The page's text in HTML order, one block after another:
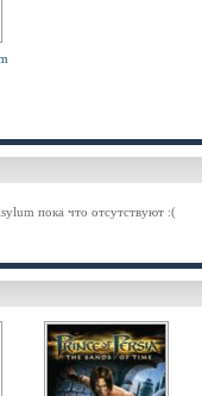
пока что отсутствуют :(